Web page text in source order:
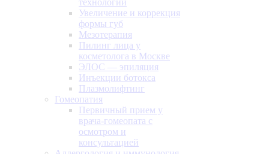
технологии
Увеличение и коррекция
формы губ
Мезотерапия
Пилинг лица у
косметолога в Москве
ЭЛОС — эпиляция
Инъекции ботокса
Плазмолифтинг
Гомеопатия
Первичный прием у
врача-гомеопата с
осмотром и
консультацией